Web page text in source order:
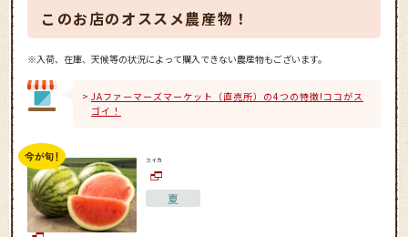
このお店のオススメ農産物！
※入荷、在庫、天候等の状況によって購入できない農産物もございます。
JAファーマーズマーケット（直売所）の4つの特徴!ココがス
ゴイ！
スイカ
夏